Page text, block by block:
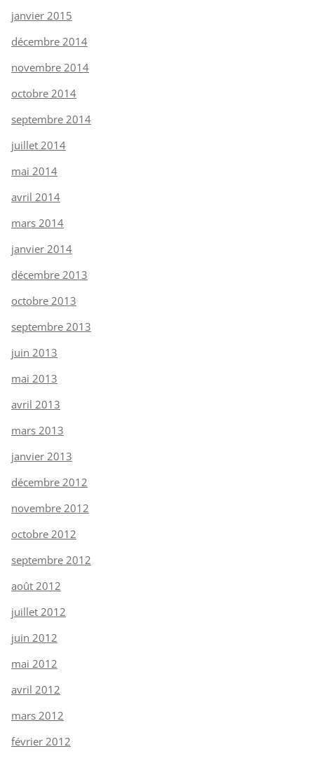
janvier 2015
décembre 2014
novembre 2014
octobre 2014
septembre 2014
juillet 2014
mai 2014
avril 2014
mars 2014
janvier 2014
décembre 2013
octobre 2013
septembre 2013
juin 2013
mai 2013
avril 2013
mars 2013
janvier 2013
décembre 2012
novembre 2012
octobre 2012
septembre 2012
août 2012
juillet 2012
juin 2012
mai 2012
avril 2012
mars 2012
février 2012